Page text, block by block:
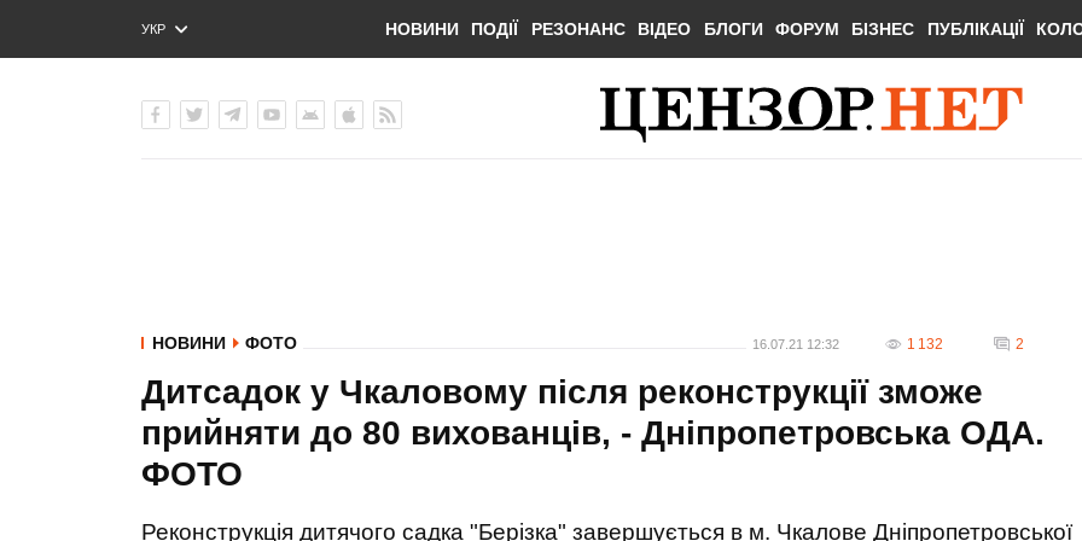
УКР
ENG
НОВИНИ ПОДІЇ РЕЗОНАНС ВІДЕО БЛОГИ ФОРУМ БІЗНЕС ПУБЛІКАЦІЇ
НОВИНИ ФОТО 16.07.21 12:32 1 132 2
Дитсадок у Чкаловому після реконструкції зможе
прийняти до 80 вихованців, - Дніпропетровська ОДА.
ФОТО
Реконструкція дитячого садка "Берізка" завершується в м. Чкалове Дніпропетровської